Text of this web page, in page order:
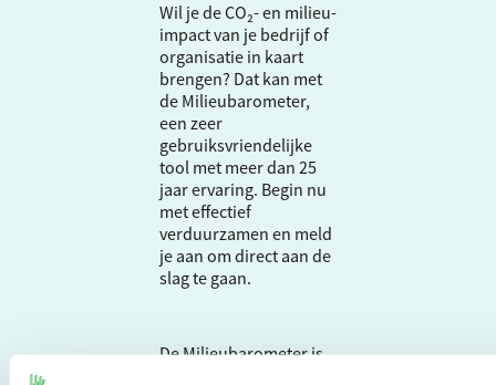
Wil je de CO₂- en milieu-
impact van je bedrijf of
organisatie in kaart
brengen? Dat kan met
de Milieubarometer,
een zeer
gebruiksvriendelijke
tool met meer dan 25
jaar ervaring. Begin nu
met effectief
verduurzamen en meld
je aan om direct aan de
slag te gaan.
De Milieubarometer is